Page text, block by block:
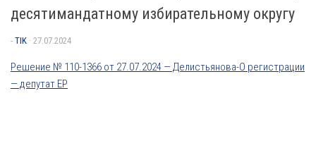
десятимандатному избирательному округу
- TIK · 27.07.2024
Решение № 110-1366 от 27.07.2024 — Делистьянова-О регистрации
— депутат ЕР